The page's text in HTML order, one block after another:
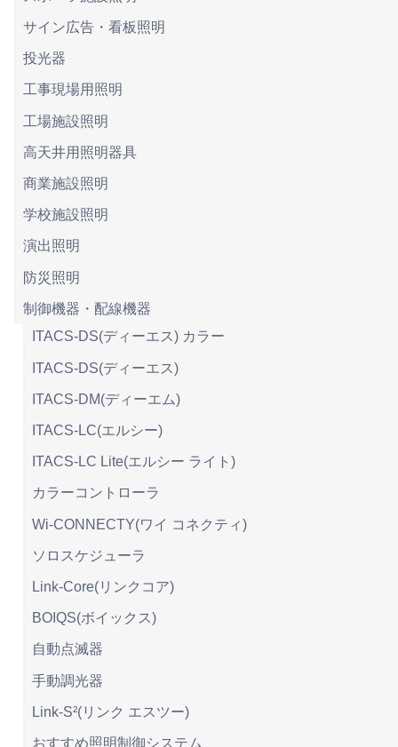
サイン広告・看板照明
投光器
工事現場用照明
工場施設照明
高天井用照明器具
商業施設照明
学校施設照明
演出照明
防災照明
制御機器・配線機器
ITACS-DS(ディーエス) カラー
ITACS-DS(ディーエス)
ITACS-DM(ディーエム)
ITACS-LC(エルシー)
ITACS-LC Lite(エルシー ライト)
カラーコントローラ
Wi-CONNECTY(ワイ コネクティ)
ソロスケジューラ
Link-Core(リンクコア)
BOIQS(ボイックス)
自動点滅器
手動調光器
Link-S²(リンク エスツー)
おすすめ照明制御システム